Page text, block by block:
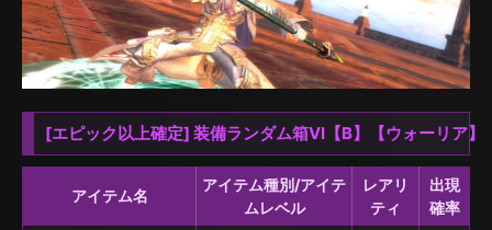
[エピック以上確定] 装備ランダム箱VI【B】【ウォーリア】
アイテム名
アイテム種別/アイテ
ムレベル
レアリ
ティ
出現
確率